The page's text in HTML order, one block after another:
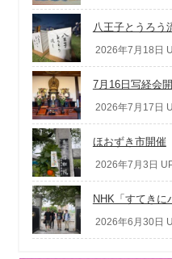
八王子とうろう
2026年7月18日
7月16日写経会
2026年7月17日
ほおずき市開催
2026年7月3日
NHK「すてきに
2026年6月30日